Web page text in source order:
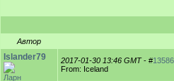
Автор
Islander79
Ларн
2017-01-30 13:46 GMT- #
From: Iceland